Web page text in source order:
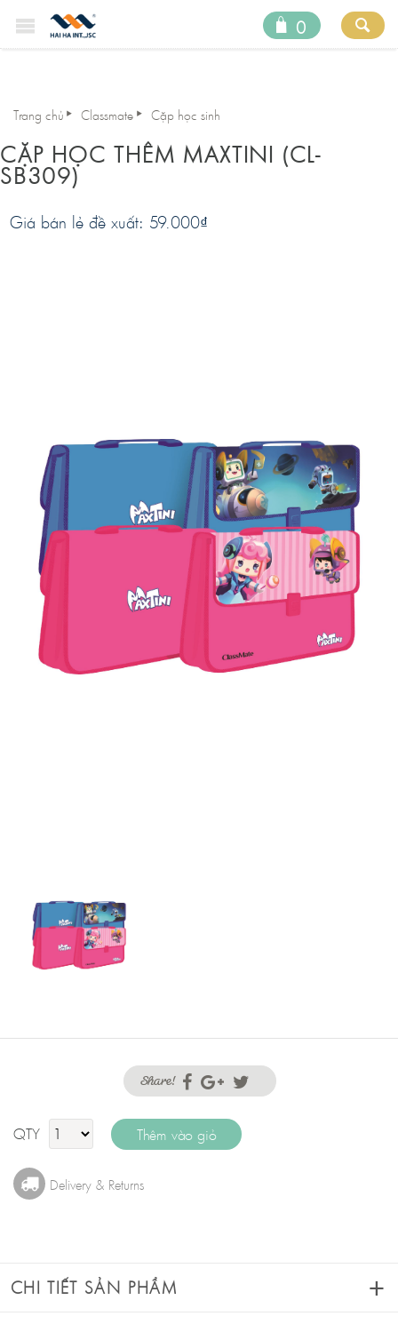
0
Trang chủ Classmate Cặp học sinh
CẶP HỌC THÊM MAXTINI (CL-
SB309)
Giá bán lẻ đề xuất: 59.000₫
Share!
QTY
Delivery & Returns
CHI TIẾT SẢN PHẨM